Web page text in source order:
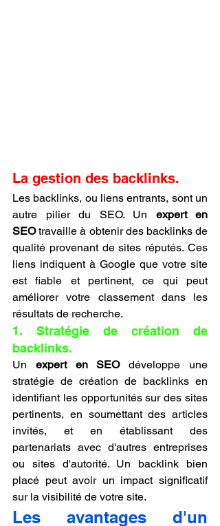
La gestion des backlinks.
Les backlinks, ou liens entrants, sont un
autre pilier du SEO. Un expert en
SEO travaille à obtenir des backlinks de
qualité provenant de sites réputés. Ces
liens indiquent à Google que votre site
est fiable et pertinent, ce qui peut
améliorer votre classement dans les
résultats de recherche.
1. Stratégie de création de
backlinks.
Un expert en SEO développe une
stratégie de création de backlinks en
identifiant les opportunités sur des sites
pertinents, en soumettant des articles
invités, et en établissant des
partenariats avec d'autres entreprises
ou sites d'autorité. Un backlink bien
placé peut avoir un impact significatif
sur la visibilité de votre site.